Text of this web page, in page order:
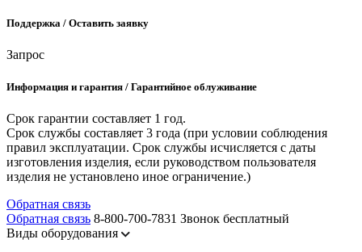
Поддержка / Оставить заявку
Запрос
Информация и гарантия / Гарантийное облуживание
Срок гарантии составляет 1 год.
Срок службы составляет 3 года (при условии соблюдения
правил эксплуатации. Срок службы исчисляется с даты
изготовления изделия, если руководством пользователя
изделия не установлено иное ограничение.)
Обратная связь
Обратная связь 8-800-700-7831 Звонок бесплатный
Виды оборудования